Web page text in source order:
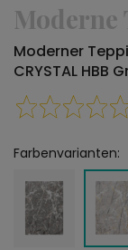
Moderne
Moderner
CRYSTAL HBB
Farbenvarianten: